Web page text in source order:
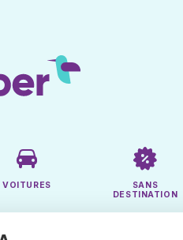
VOITURES
SANS
DESTINATION